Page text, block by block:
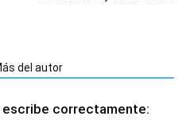
del autor
escribe correctamente: